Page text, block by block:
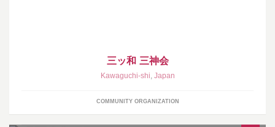
三ッ和 三神会
Kawaguchi-shi, Japan
COMMUNITY ORGANIZATION